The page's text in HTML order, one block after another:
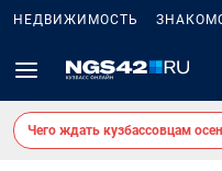
НЕДВИЖИМОСТЬ
Чего ждать кузбассовцам